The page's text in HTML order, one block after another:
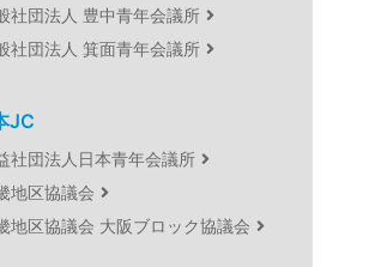
社団法人 豊中青年会議所
社団法人 箕面青年会議所
JC
社団法人日本青年会議所
地区協議会
地区協議会 大阪ブロック協議会